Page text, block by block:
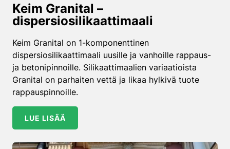
Keim Granital –
dispersiosilikaattimaali
Keim Granital on 1-komponenttinen
dispersiosilikaattimaali uusille ja vanhoille rappaus-
ja betonipinnoille. Silikaattimaalien variaatioista
Granital on parhaiten vettä ja likaa hylkivä tuote
rappauspinnoille.
LUE LISÄÄ